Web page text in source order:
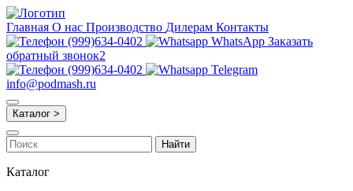
Главная О нас Производство Дилерам Контакты
(999)634-0402
WhatsApp Заказать
обратный звонок2
(999)634-0402
Telegram
info@podmash.ru
Каталог >
Найти
Каталог